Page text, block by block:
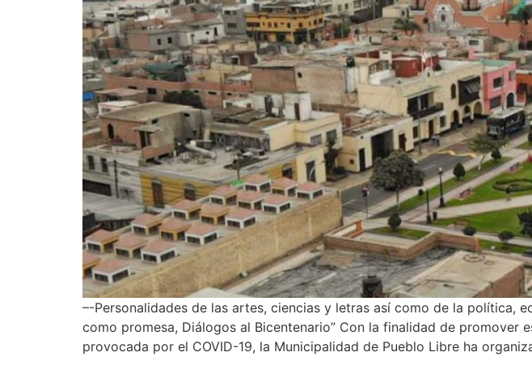
–-Personalidades de las artes, ciencias y letras así como de la política,
como promesa, Diálogos al Bicentenario” Con la finalidad de
provocada por el COVID-19, la Municipalidad de Pueblo Libre ha